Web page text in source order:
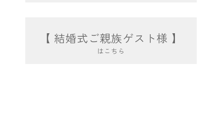
【 結婚式ご親族ゲスト様 】
はこちら